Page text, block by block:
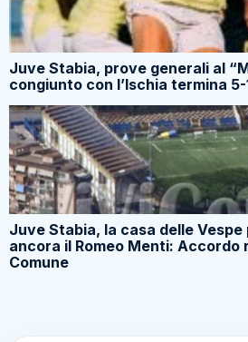
Juve Stabia, prove generali al
congiunto con l’Ischia termina 5-
Juve Stabia, la casa delle Vespe
ancora il Romeo Menti: Accordo
Comune